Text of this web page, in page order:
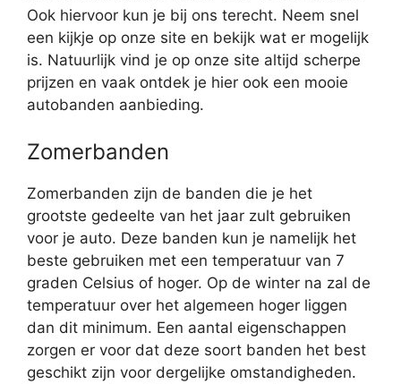
Ook hiervoor kun je bij ons terecht. Neem snel
een kijkje op onze site en bekijk wat er mogelijk
is. Natuurlijk vind je op onze site altijd scherpe
prijzen en vaak ontdek je hier ook een mooie
autobanden aanbieding.
Zomerbanden
Zomerbanden zijn de banden die je het
grootste gedeelte van het jaar zult gebruiken
voor je auto. Deze banden kun je namelijk het
beste gebruiken met een temperatuur van 7
graden Celsius of hoger. Op de winter na zal de
temperatuur over het algemeen hoger liggen
dan dit minimum. Een aantal eigenschappen
zorgen er voor dat deze soort banden het best
geschikt zijn voor dergelijke omstandigheden.